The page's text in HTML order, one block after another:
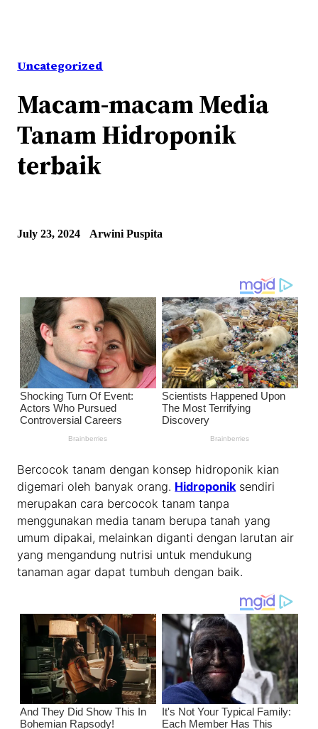
Uncategorized
Macam-macam Media
Tanam Hidroponik
terbaik
July 23, 2024 Arwini Puspita
Bercocok tanam dengan konsep hidroponik kian
digemari oleh banyak orang. Hidroponiksendiri
merupakan cara bercocok tanam tanpa
menggunakan media tanam berupa tanah yang
umum dipakai, melainkan diganti dengan larutan air
yang mengandung nutrisi untuk mendukung
tanaman agar dapat tumbuh dengan baik.